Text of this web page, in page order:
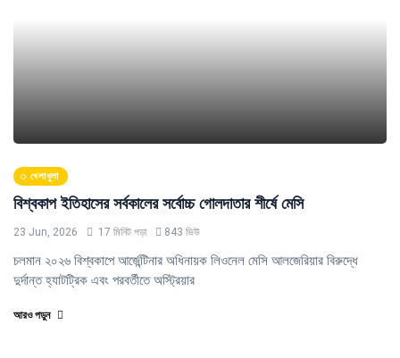
খেলাধুলা
বিশ্বকাপ ইতিহাসের সর্বকালের সর্বোচ্চ গোলদাতার শীর্ষে মেসি
23 Jun, 2026 17 মিনিট পড়া 843 ভিউ
চলমান ২০২৬ বিশ্বকাপে আর্জেন্টিনার অধিনায়ক লিওনেল মেসি আলজেরিয়ার বিরুদ্ধে
দুর্দান্ত হ্যাটট্রিক এবং পরবর্তীতে অস্ট্রিয়ার
আরও পড়ুন